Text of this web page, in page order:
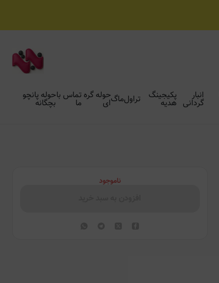
انبار
گردانی
پکیجینگ
هدیه تراول‌ماگحوله گره
ای
تماس با
ما
حوله پانچو
بچگانه
ناموجود